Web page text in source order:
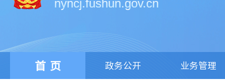
nyncj.fushun.gov.cn
首页 政务公开 业务管理